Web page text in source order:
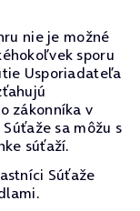
nie je možné
sporu
Usporiadateľa
zákonníka v
sa môžu s
súťaží.
Súťaže